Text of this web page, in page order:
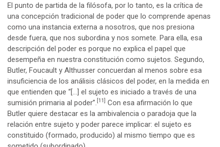
El punto de partida de la filósofa, por lo tanto, es la crítica de
una concepción tradicional de poder que lo comprende apenas
como una instancia externa a nosotros, que nos presiona
desde fuera, que nos subordina y nos somete. Para ella, esa
descripción del poder es porque no explica el papel que
desempeña en nuestra constitución como sujetos. Segundo,
Butler, Foucault y Althusser concuerdan al menos sobre esa
insuficiencia de los análisis clásicos del poder, en la medida en
que entienden que “[…] el sujeto es iniciado a través de una
sumisión primaria al poder”. [11]
Con esa afirmación lo que
Butler quiere destacar es la ambivalencia o paradoja que la
relación entre sujeto y poder parece implicar: el sujeto es
constituido (formado, producido) al mismo tiempo que es